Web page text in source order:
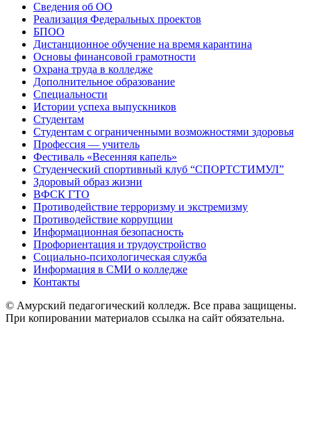
Сведения об ОО
Реализация Федеральных проектов
БПОО
Дистанционное обучение на время карантина
Основы финансовой грамотности
Охрана труда в колледже
Дополнительное образование
Специальности
Истории успеха выпускников
Студентам
Студентам с ограниченными возможностями здоровья
Профессия — учитель
Фестиваль «Весенняя капель»
Студенческий спортивный клуб “СПОРТСТИМУЛ”
Здоровый образ жизни
ВФСК ГТО
Противодействие терроризму и экстремизму
Противодействие коррупции
Информационная безопасность
Профориентация и трудоустройство
Социально-психологическая служба
Информация в СМИ о колледже
Контакты
© Амурский педагогический колледж. Все права защищены.
При копировании материалов ссылка на сайт обязательна.